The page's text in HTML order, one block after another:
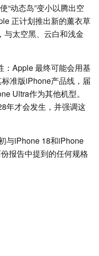
“动态岛”变小以腾出空
正计划推出新的薰衣草
与太空黑、云白和浅金
：Apple 最终可能会用基
准版iPhone产品线，届
Ultra作为其他机型。
年才会发生，并强调这
与iPhone 18和iPhone
报告中提到的任何规格